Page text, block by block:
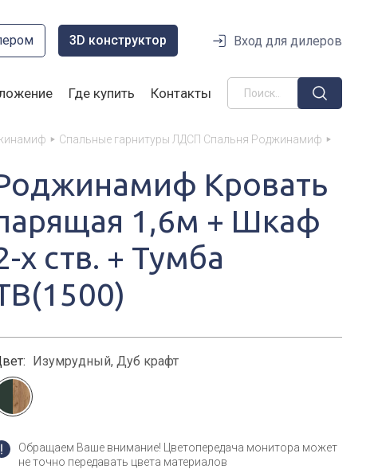
3D конструктор Вход для дилеров
Где купить Контакты
Спальные гарнитуры ЛДСП Спальня Роджинамиф
Кровать
1,6м + Шкаф
х ств. + Тумба
Изумрудный, Дуб крафт
Обращаем Ваше внимание! Цветопередача монитора может
не точно передавать цвета материалов